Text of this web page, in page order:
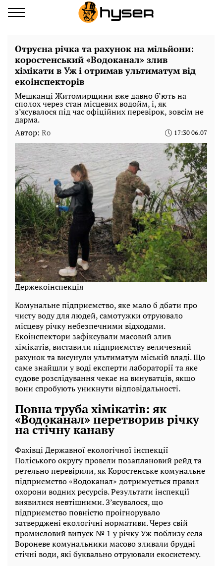
Отруєна річка та рахунок на мільйони:
коростенський «Водоканал» злив
хімікати в Уж і отримав ультиматум від
екоінспекторів
Мешканці Житомирщини вже давно б’ють на
сполох через стан місцевих водойм, і, як
з’ясувалося під час офіційних перевірок, зовсім не
дарма.
Автор: Ro 17:30 06.07
Держекоінспекція
Комунальне підприємство, яке мало б дбати про
чисту воду для людей, самотужки отруювало
місцеву річку небезпечними відходами.
Екоінспектори зафіксували масовий злив
хімікатів, виставили підприємству величезний
рахунок та висунули ультиматум міській владі. Що
саме знайшли у воді експерти лабораторії та яке
судове розслідування чекає на винуватців, якщо
вони спробують уникнути відповідальності.
Повна труба хімікатів: як
«Водоканал» перетворив річку
на стічну канаву
Фахівці Державної екологічної інспекції
Поліського округу провели позаплановий рейд та
ретельно перевірили, як Коростенське комунальне
підприємство «Водоканал» дотримується правил
охорони водних ресурсів. Результати інспекції
виявилися невтішними. З’ясувалося, що
підприємство повністю проігнорувало
затверджені екологічні нормативи. Через свій
промисловий випуск № 1 у річку Уж поблизу села
Вороневе комунальники масово зливали брудні
стічні води, які буквально отруювали екосистему.